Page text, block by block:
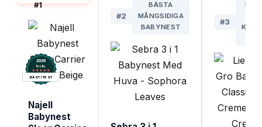
#1
2026
Testix.
BÄST I TEST
Najell
Babynest
#2
BÄSTA
MÅNGSIDIGA
BABYNEST
#3